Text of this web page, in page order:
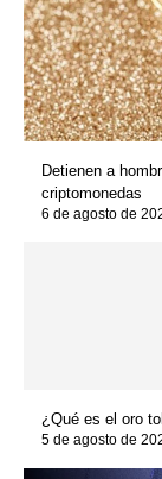
Detienen a
criptomonedas
6 de agosto de
¿Qué es el oro
5 de agosto de